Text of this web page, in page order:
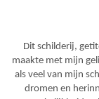
Dit schilderij,
maakte met mijn
als veel van mijn
dromen en